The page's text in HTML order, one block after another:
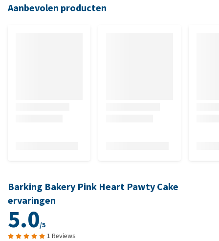
Aanbevolen producten
Barking Bakery Pink Heart Pawty Cake
ervaringen
5.0/5
1 Reviews